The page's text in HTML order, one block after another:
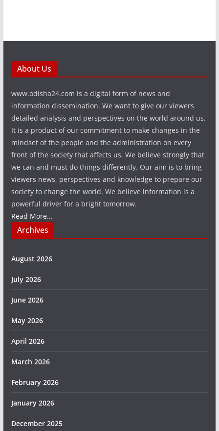
About Us
www.odisha24.com is a digital form of news and
information dissemination. We want to give our viewers
detailed analysis and perspectives on the world around us.
It is a product of our commitment to make changes in the
mindset of the people and the administration on every
front of the society that affects us. We believe strongly that
we can and must do things differently. Our aim is to bring
viewers news, perspectives and knowledge to prepare our
society to change the world. We believe information is a
powerful driver for a bright tomorrow.
Read More...
Archives
August 2026
July 2026
June 2026
May 2026
April 2026
March 2026
February 2026
January 2026
December 2025